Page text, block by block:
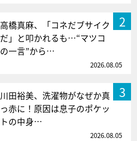
2
高橋真麻、「コネだブサイク
だ」と叩かれるも…“マツコ
の一言”から…
2026.08.05
3
川田裕美、洗濯物がなぜか真
っ赤に！原因は息子のポケッ
トの中身…
2026.08.05